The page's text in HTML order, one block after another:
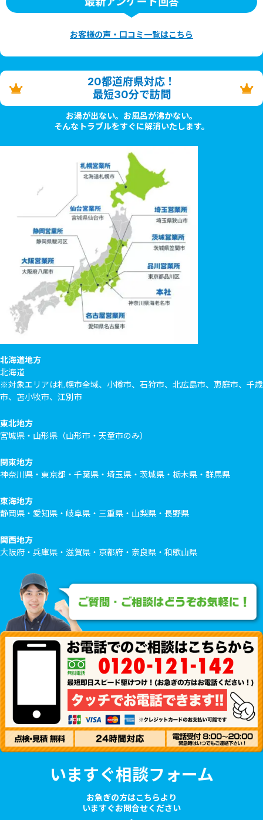
お客様の声・口コミ一覧はこちら
20都道府県対応！
最短30分で訪問
お湯が出ない。お風呂が沸かない。
そんなトラブルをすぐに解消いたします。
北海道地方
北海道
※対象エリアは札幌市全域、小樽市、石狩市、北広島市、恵庭市、千歳
市、苫小牧市、江別市
東北地方
宮城県・山形県（山形市・天童市のみ）
関東地方
神奈川県・東京都・千葉県・埼玉県・茨城県・栃木県・群馬県
東海地方
静岡県・愛知県・岐阜県・三重県・山梨県・長野県
関西地方
大阪府・兵庫県・滋賀県・京都府・奈良県・和歌山県
いますぐ相談フォーム
お急ぎの方はこちらより
いますぐお問合せください